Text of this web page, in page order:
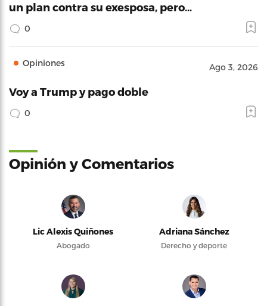
un plan contra su exesposa, pero…
0
Opiniones Ago 3, 2026
Voy a Trump y pago doble
0
Opinión y Comentarios
Lic Alexis Quiñones
Abogado
Adriana Sánchez
Derecho y deporte